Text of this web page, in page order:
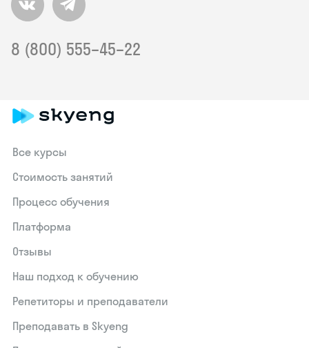
8 (800) 555–45–22
Все курсы
Стоимость занятий
Процесс обучения
Платформа
Отзывы
Наш подход к обучению
Репетиторы и преподаватели
Преподавать в Skyeng